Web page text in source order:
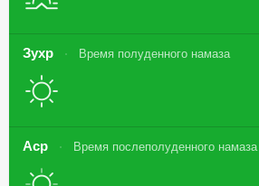
Зухр Время полуденного намаза
Аср Время послеполуденного намаза